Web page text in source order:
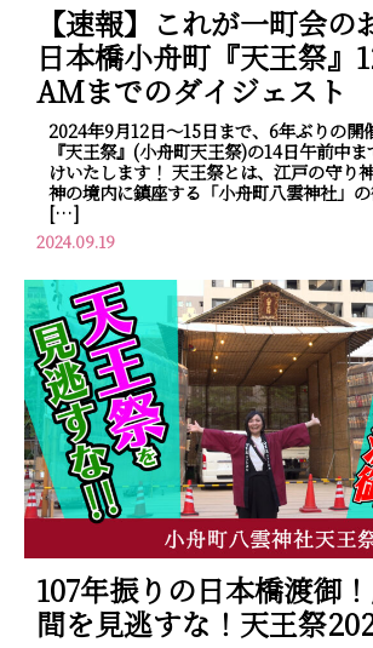
【速報】これが一町会の
日本橋小舟町『天王祭』
AMまでのダイジェスト
2024年9月12日～15日まで、6年ぶりの開
『天王祭』(小舟町天王祭)の14日午前中
けいたします！ 天王祭とは、江戸の守り
神の境内に鎮座する「小舟町八雲神社」
[…]
2024.09.19
107年振りの日本橋渡御
間を見逃すな！天王祭